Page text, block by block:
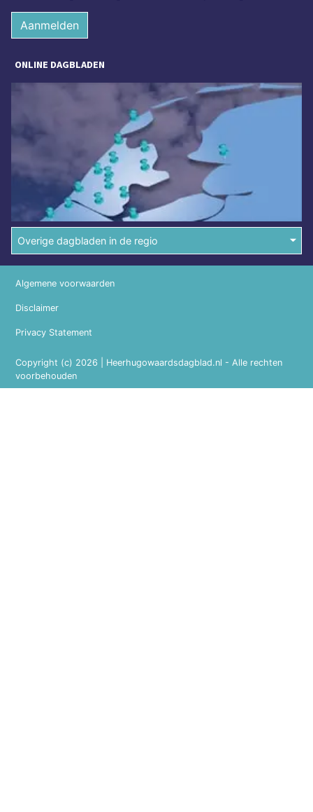
Aanmelden
ONLINE DAGBLADEN
Overige dagbladen in de regio
Copyright (c) 2026 | Heerhugowaardsdagblad.nl - Alle rechten
voorbehouden
Algemene voorwaarden
Disclaimer
Privacy Statement